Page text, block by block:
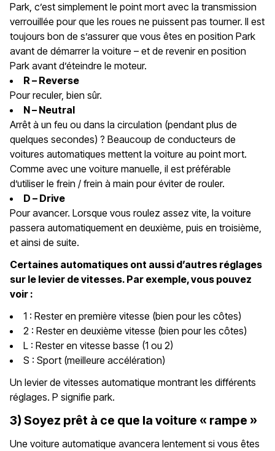
Park, c’est simplement le point mort avec la transmission
verrouillée pour que les roues ne puissent pas tourner. Il est
toujours bon de s’assurer que vous êtes en position Park
avant de démarrer la voiture – et de revenir en position
Park avant d’éteindre le moteur.
R – Reverse
Pour reculer, bien sûr.
N – Neutral
Arrêt à un feu ou dans la circulation (pendant plus de
quelques secondes) ? Beaucoup de conducteurs de
voitures automatiques mettent la voiture au point mort.
Comme avec une voiture manuelle, il est préférable
d’utiliser le frein / frein à main pour éviter de rouler.
D – Drive
Pour avancer. Lorsque vous roulez assez vite, la voiture
passera automatiquement en deuxième, puis en troisième,
et ainsi de suite.
Certaines automatiques ont aussi d’autres réglages
sur le levier de vitesses. Par exemple, vous pouvez
voir :
1 : Rester en première vitesse (bien pour les côtes)
2 : Rester en deuxième vitesse (bien pour les côtes)
L : Rester en vitesse basse (1 ou 2)
S : Sport (meilleure accélération)
Un levier de vitesses automatique montrant les différents
réglages. P signifie park.
3) Soyez prêt à ce que la voiture « rampe »
Une voiture automatique avancera lentement si vous êtes